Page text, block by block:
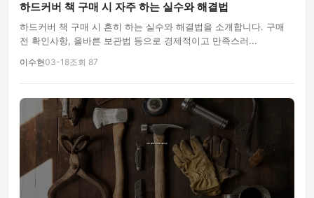
하드커버 책 구매 시 자주 하는 실수와 해결법
하드커버 책 구매 시 흔히 하는 실수와 해결법을 소개합니다. 구매
전 확인사항, 올바른 보관법 등으로 경제적이고 만족스러...
이수현03-18조회 87